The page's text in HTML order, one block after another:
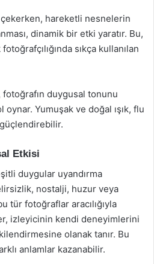
hareketli nesnelerin
dinamik bir etki yaratır. Bu,
sıkça kullanılan
fotoğrafın duygusal tonunu
Yumuşak ve doğal ışık, flu
Etkisi
duygular uyandırma
nostalji, huzur veya
tür fotoğraflar aracılığıyla
izleyicinin kendi deneyimlerini
olanak tanır. Bu
anlamlar kazanabilir.